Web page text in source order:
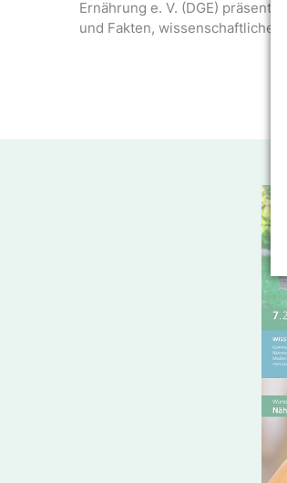
Ernährung e. V. (DGE)
und Fakten, wissenschaftliche…